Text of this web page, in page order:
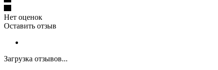
Нет оценок
Оставить отзыв
Загрузка отзывов...